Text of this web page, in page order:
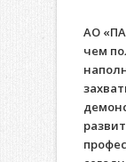
АО
чем